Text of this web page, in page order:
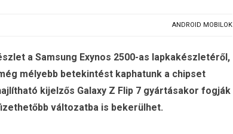
ANDROID MOBILOK
a Samsung Exynos 2500-as lapkakészletéről,
mélyebb betekintést kaphatunk a chipset
kijelzős Galaxy Z Flip 7 gyártásakor fogják
változatba is bekerülhet.